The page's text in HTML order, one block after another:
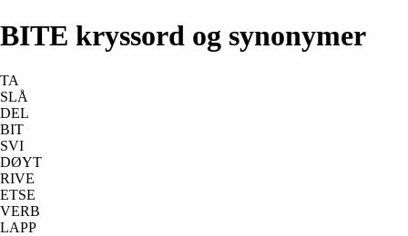
BITE kryssord og synonymer
TA
SLÅ
DEL
BIT
SVI
DØYT
RIVE
ETSE
VERB
LAPP